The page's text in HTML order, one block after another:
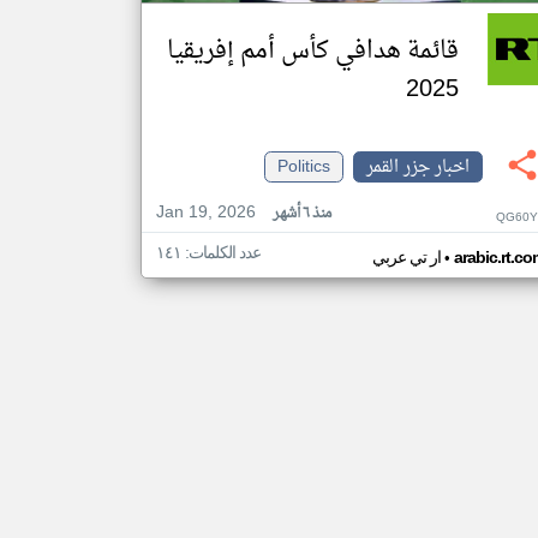
قائمة هدافي كأس أمم إفريقيا
2025
اخبار جزر القمر
Politics
Jan 19, 2026
منذ ٦ أشهر
ار تي عربي• عدد الكلمات: ١٤١